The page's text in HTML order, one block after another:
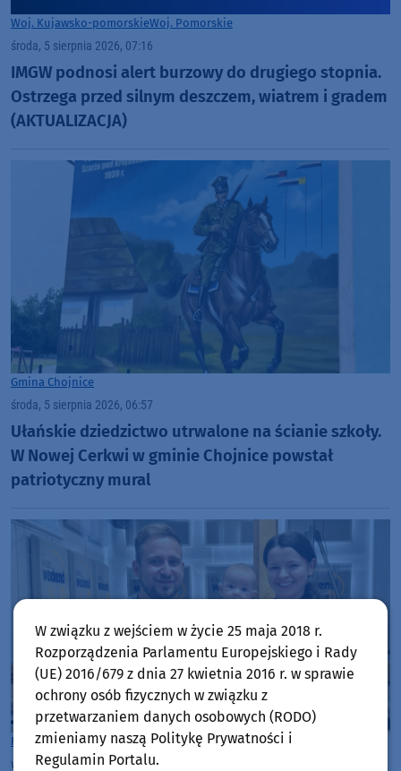
Woj. Kujawsko-pomorskieWoj. Pomorskie
środa, 5 sierpnia 2026, 07:16
IMGW podnosi alert burzowy do drugiego stopnia.
Ostrzega przed silnym deszczem, wiatrem i gradem
(AKTUALIZACJA)
Gmina Chojnice
środa, 5 sierpnia 2026, 06:57
Ułańskie dziedzictwo utrwalone na ścianie szkoły.
W Nowej Cerkwi w gminie Chojnice powstał
patriotyczny mural
Rozmowy w Weekend FMChojnice
wtorek, 4 sierpnia 2026, 14:00
W związku z wejściem w życie 25 maja 2018 r.
Rozporządzenia Parlamentu Europejskiego i Rady
(UE) 2016/679 z dnia 27 kwietnia 2016 r. w sprawie
ochrony osób fizycznych w związku z
przetwarzaniem danych osobowych (RODO)
zmieniamy naszą Politykę Prywatności i
Regulamin Portalu.